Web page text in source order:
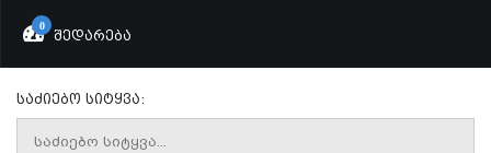
0
ᲨᲔᲓᲐᲠᲔᲑᲐ
საძიებო სიტყვა: